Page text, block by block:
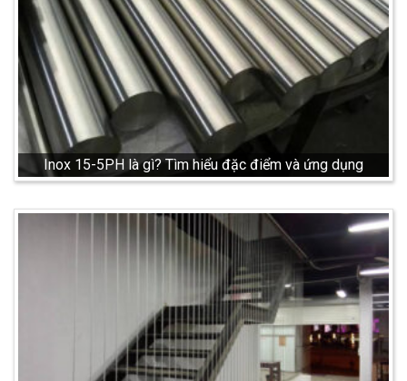
Inox 15-5PH là gì? Tìm hiểu đặc điểm và ứng dụng